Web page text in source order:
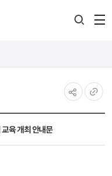
육 개최 안내문